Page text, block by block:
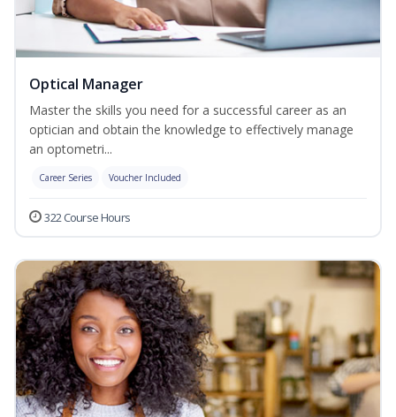
Optical Manager
Master the skills you need for a successful career as an
optician and obtain the knowledge to effectively manage
an optometri...
Career Series Voucher Included
322 Course Hours